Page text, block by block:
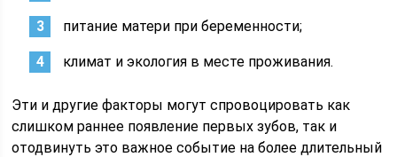
питание матери при беременности;
климат и экология в месте проживания.
Эти и другие факторы могут спровоцировать как
слишком раннее появление первых зубов, так и
отодвинуть это важное событие на более длительный